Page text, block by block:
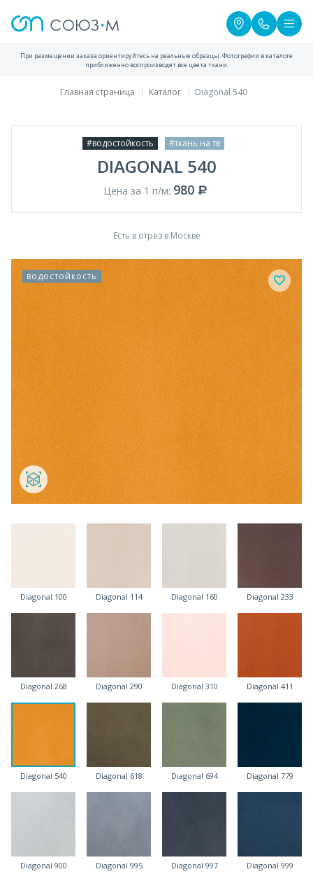
При размещении заказа ориентируйтесь на реальные образцы. Фотографии в каталоге
приближенно воспроизводят все цвета ткани.
Главная страница Каталог Diagonal 540
#водостойкость #ткань на тв
DIAGONAL 540
Цена за 1 п/м: 980
Есть в отрез в Москве
водостойкость
Diagonal 100 Diagonal 114 Diagonal 160 Diagonal 233
Diagonal 268 Diagonal 290 Diagonal 310 Diagonal 411
Diagonal 540 Diagonal 618 Diagonal 694 Diagonal 779
Diagonal 900 Diagonal 995 Diagonal 997 Diagonal 999